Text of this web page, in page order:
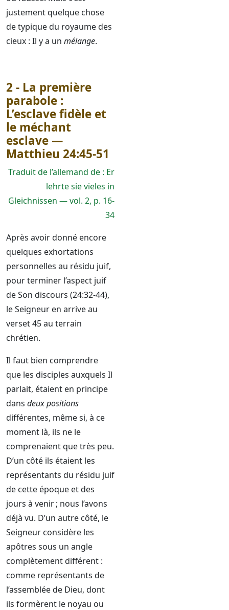
justement quelque chose
de typique du royaume des
cieux : Il y a un mélange.
2 - La première
parabole :
L’esclave fidèle et
le méchant
esclave —
Matthieu 24:45-51
Traduit de l’allemand de : Er
lehrte sie vieles in
Gleichnissen — vol. 2, p. 16-
34
Après avoir donné encore
quelques exhortations
personnelles au résidu juif,
pour terminer l’aspect juif
de Son discours (24:32-44),
le Seigneur en arrive au
verset 45 au terrain
chrétien.
Il faut bien comprendre
que les disciples auxquels Il
parlait, étaient en principe
dans deux positions
différentes, même si, à ce
moment là, ils ne le
comprenaient que très peu.
D’un côté ils étaient les
représentants du résidu juif
de cette époque et des
jours à venir ; nous l’avons
déjà vu. D’un autre côté, le
Seigneur considère les
apôtres sous un angle
complètement différent :
comme représentants de
l’assemblée de Dieu, dont
ils formèrent le noyau ou